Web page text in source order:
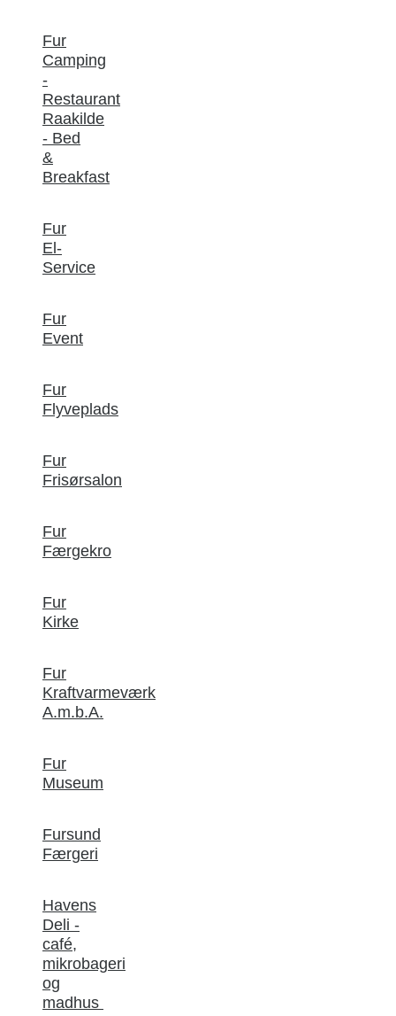
Fur
Camping
-
Restaurant
Raakilde
- Bed
&
Breakfast
Fur
El-
Service
Fur
Event
Fur
Flyveplads
Fur
Frisørsalon
Fur
Færgekro
Fur
Kirke
Fur
Kraftvarmeværk
A.m.b.A.
Fur
Museum
Fursund
Færgeri
Havens
Deli -
café,
mikrobageri
og
madhus